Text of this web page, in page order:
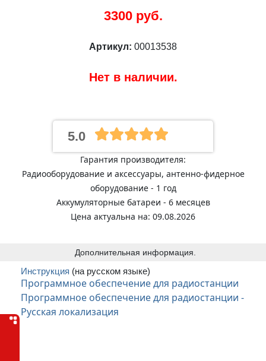
3300 руб.
Артикул: 00013538
Нет в наличии.
5.0
Гарантия производителя:
Радиооборудование и аксессуары, антенно-фидерное
оборудование - 1 год
Аккумуляторные батареи - 6 месяцев
Цена актуальна на: 09.08.2026
Дополнительная информация.
Инструкция (на русском языке)
Программное обеспечение для радиостанции
Программное обеспечение для радиостанции -
Русская локализация